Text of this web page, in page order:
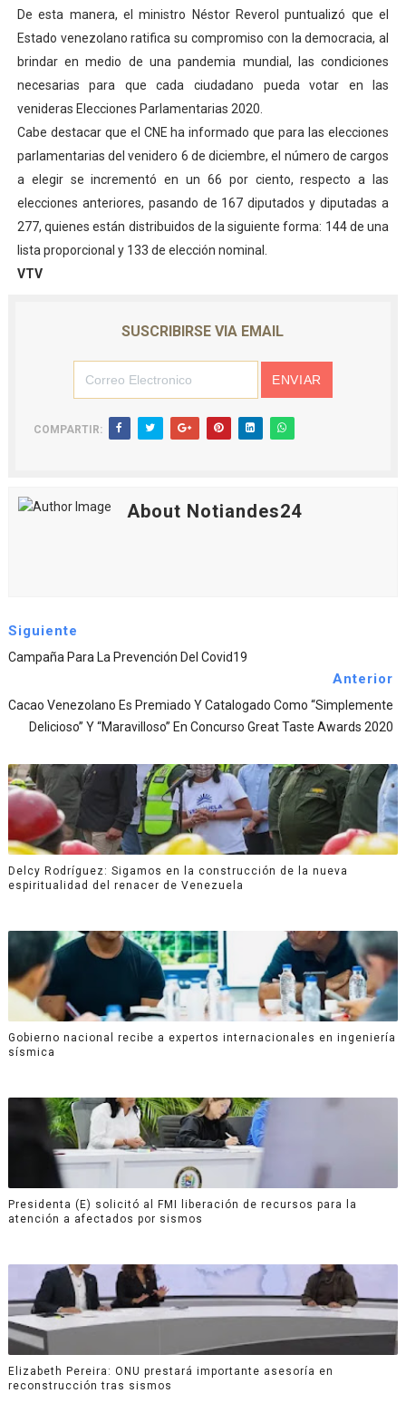
De esta manera, el ministro Néstor Reverol puntualizó que el
Estado venezolano ratifica su compromiso con la democracia, al
brindar en medio de una pandemia mundial, las condiciones
necesarias para que cada ciudadano pueda votar en las
venideras Elecciones Parlamentarias 2020.
Cabe destacar que el CNE ha informado que para las elecciones
parlamentarias del venidero 6 de diciembre, el número de cargos
a elegir se incrementó en un 66 por ciento, respecto a las
elecciones anteriores, pasando de 167 diputados y diputadas a
277, quienes están distribuidos de la siguiente forma: 144 de una
lista proporcional y 133 de elección nominal.
VTV
SUSCRIBIRSE VIA EMAIL
COMPARTIR:
About Notiandes24
Siguiente
Campaña Para La Prevención Del Covid19
Anterior
Cacao Venezolano Es Premiado Y Catalogado Como “Simplemente
Delicioso” Y “Maravilloso” En Concurso Great Taste Awards 2020
Delcy Rodríguez: Sigamos en la construcción de la nueva
espiritualidad del renacer de Venezuela
Gobierno nacional recibe a expertos internacionales en ingeniería
sísmica
Presidenta (E) solicitó al FMI liberación de recursos para la
atención a afectados por sismos
Elizabeth Pereira: ONU prestará importante asesoría en
reconstrucción tras sismos